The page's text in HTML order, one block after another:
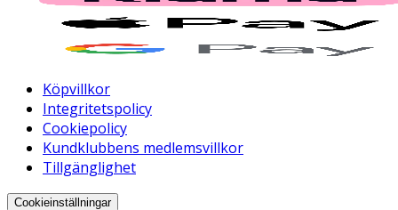
Köpvillkor
Integritetspolicy
Cookiepolicy
Kundklubbens medlemsvillkor
Tillgänglighet
Cookieinställningar